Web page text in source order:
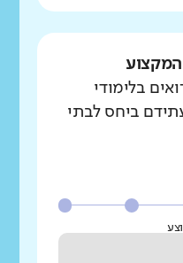
בלימודי
ביחס לבתי